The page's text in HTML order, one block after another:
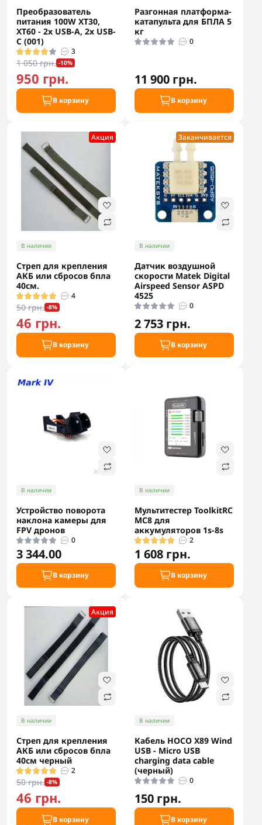
Преобразователь
питания 100W XT30,
XT60 - 2x USB-A, 2x USB-
C (001)
3
1 050 грн. -10%
950 грн.
В корзину
Разгонная платформа-
катапульта для БПЛА 5
кг
0
11 900 грн.
В корзину
Акция
В наличии
Стреп для крепления
АКБ или сбросов бпла
40см.
4
50 грн. -8%
46 грн.
В корзину
Заканчивается
В наличии
Датчик воздушной
скорости Matek Digital
Airspeed Sensor ASPD
4525
0
2 753 грн.
В корзину
В наличии
Устройство поворота
наклона камеры для
FPV дронов
0
3 344.00
В корзину
В наличии
Мультитестер ToolkitRC
MC8 для
аккумуляторов 1s-8s
2
1 608 грн.
В корзину
Акция
В наличии
Стреп для крепления
АКБ или сбросов бпла
40см черный
2
50 грн. -8%
46 грн.
В корзину
В наличии
Кабель HOCO X89 Wind
USB - Micro USB
charging data cable
(черный)
0
150 грн.
В корзину